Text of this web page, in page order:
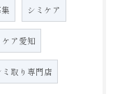
シミケア
ケア愛知
ミ取り専門店